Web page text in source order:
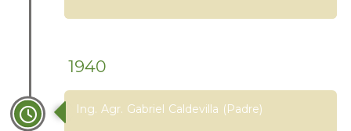
1940
Ing. Agr. Gabriel Caldevilla (Padre)